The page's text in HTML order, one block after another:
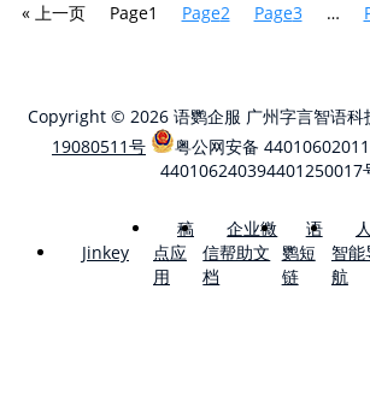
« 上一页 Page1 Page2 Page3 …
Copyright © 2026 语鹦企服 广州字言智语科
19080511号
粤公网安备
440106240394401250017
Jinkey
稿
点应
用
企业微
信帮助文
档
语
鹦短
链
智能
航